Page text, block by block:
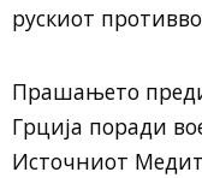
рускиот
Прашањето
Грција поради
Источниот